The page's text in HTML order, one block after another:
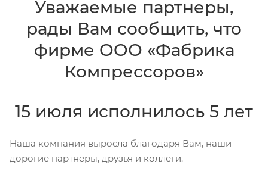
Уважаемые партнеры,
рады Вам сообщить, что
фирме ООО «Фабрика
Компрессоров»
15 июля исполнилось 5 лет
Наша компания выросла благодаря Вам, наши
дорогие партнеры, друзья и коллеги.